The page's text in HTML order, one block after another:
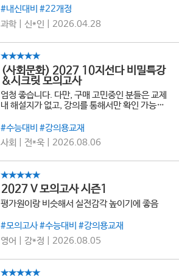
싸고, 내용도 학평 기출이 아닌 내신 기출이라서
새로운 느낌의 문제들도 있어서 정말 좋은 것 같
아서 내신, 수능 대비 하기에 둘 다 좋은 것 같습니
#내신대비 #22개정
과학 | 신*인 | 2026.04.28
★★★★★
(사회문화) 2027 10지선다 비밀특강
&시크릿 모의고사
엄청 좋습니다. 다만, 구매 고민중인 분들은 교제
내 해설지가 없고, 강의를 통해서만 확인 가능함
#수능대비 #강의용교재
사회 | 전*욱 | 2026.08.06
★★★★★
2027 V 모의고사 시즌1
평가원이랑 비슷해서 실전감각 높이기에 좋음
#모의고사 #수능대비 #강의용교재
영어 | 강*정 | 2026.08.05
★★★★★